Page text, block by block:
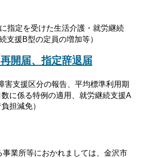
指定を受けた生活介護・就労継続
支援B型の定員の増加等）
開届、指定辞退届
害支援区分の報告、平均標準利用期
に係る特例の適用、就労継続支援A
担減免）
業所等におかれましては、金沢市